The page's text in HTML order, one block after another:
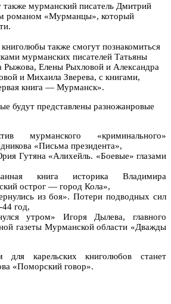
также мурманский писатель Дмитрий
романом «Мурманцы», который
также смогут познакомиться
мурманских писателей Татьяны
Рыжова, Елены Рыхловой и Александра
и Михаила Зверева, с книгами,
книга — Мурманск».
будут представлены разножанровые
мурманского «криминального»
«Письма президента»,
Гутяна «Алихейль. «Боевые» глазами
книга историка Владимира
острог — город Кола»,
из боя». Потери подводных сил
год,
утром» Игоря Дылева, главного
газеты Мурманской области «Дважды
для карельских книголюбов станет
«Поморский говор».